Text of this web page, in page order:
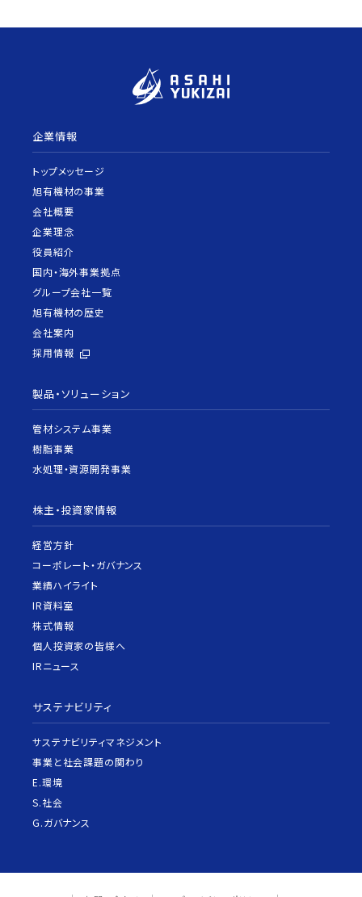
企業情報
トップメッセージ
旭有機材の事業
会社概要
企業理念
役員紹介
国内・海外事業拠点
グループ会社一覧
旭有機材の歴史
会社案内
採用情報
製品・ソリューション
管材システム事業
樹脂事業
水処理・資源開発事業
株主・投資家情報
経営方針
コーポレート・ガバナンス
業績ハイライト
IR資料室
株式情報
個人投資家の皆様へ
IRニュース
サステナビリティ
サステナビリティマネジメント
事業と社会課題の関わり
E.環境
S.社会
G.ガバナンス